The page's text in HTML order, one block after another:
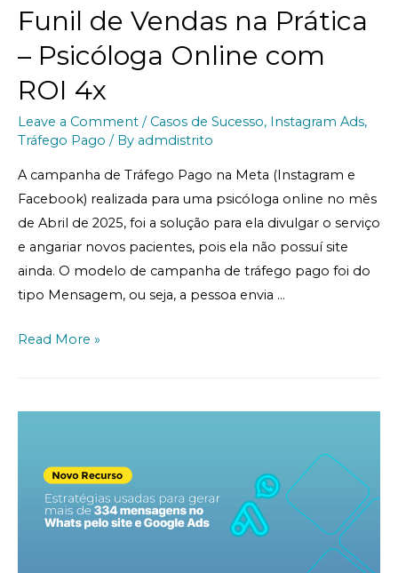
Funil de Vendas na Prática
– Psicóloga Online com
ROI 4x
Leave a Comment / Casos de Sucesso, Instagram Ads,
Tráfego Pago / By admdistrito
A campanha de Tráfego Pago na Meta (Instagram e
Facebook) realizada para uma psicóloga online no mês
de Abril de 2025, foi a solução para ela divulgar o serviço
e angariar novos pacientes, pois ela não possuí site
ainda. O modelo de campanha de tráfego pago foi do
tipo Mensagem, ou seja, a pessoa envia …
Read More »